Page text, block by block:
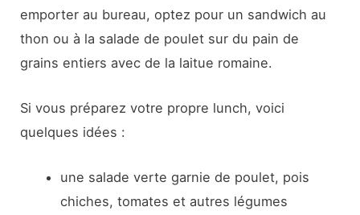
emporter au bureau, optez pour un sandwich au
thon ou à la salade de poulet sur du pain de
grains entiers avec de la laitue romaine.
Si vous préparez votre propre lunch, voici
quelques idées :
une salade verte garnie de poulet, pois
chiches, tomates et autres légumes